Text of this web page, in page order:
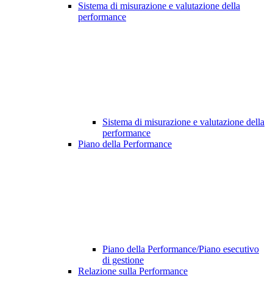
Sistema di misurazione e valutazione della
performance
Sistema di misurazione e valutazione della
performance
Piano della Performance
Piano della Performance/Piano esecutivo
di gestione
Relazione sulla Performance